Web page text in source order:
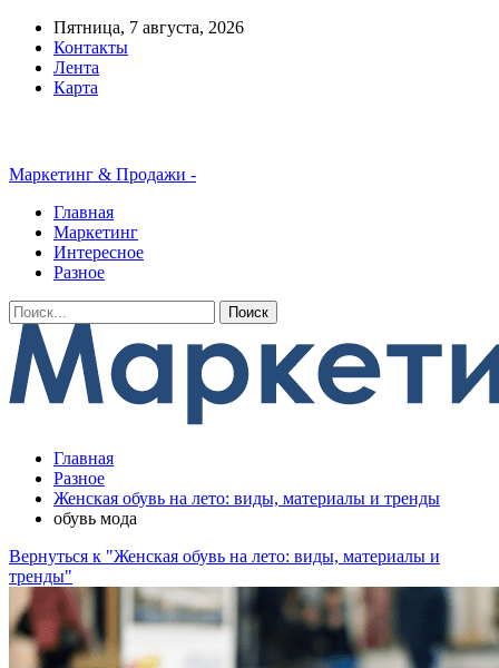
Пятница, 7 августа, 2026
Контакты
Лента
Карта
Маркетинг & Продажи -
Главная
Маркетинг
Интересное
Разное
Главная
Разное
Женская обувь на лето: виды, материалы и тренды
обувь мода
Вернуться к "Женская обувь на лето: виды, материалы и
тренды"